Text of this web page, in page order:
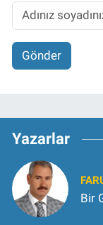
Gönder
Yazarlar
Bir